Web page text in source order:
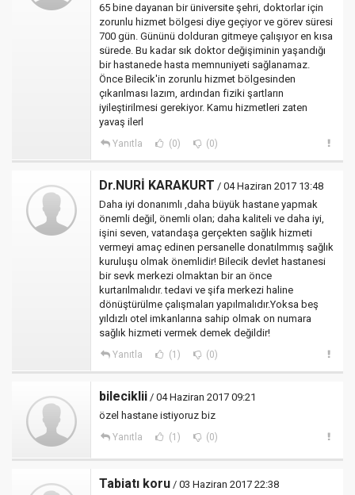
65 bine dayanan bir üniversite şehri, doktorlar için
zorunlu hizmet bölgesi diye geçiyor ve görev süresi
700 gün. Gününü dolduran gitmeye çalışıyor en kısa
sürede. Bu kadar sık doktor değişiminin yaşandığı
bir hastanede hasta memnuniyeti sağlanamaz.
Önce Bilecik'in zorunlu hizmet bölgesinden
çıkarılması lazım, ardından fiziki şartların
iyileştirilmesi gerekiyor. Kamu hizmetleri zaten
yavaş ilerl
Yanıtla (0) (0)
Dr.NURİ KARAKURT / 04 Haziran 2017 13:48
Daha iyi donanımlı ,daha büyük hastane yapmak
önemli değil, önemli olan; daha kaliteli ve daha iyi,
işini seven, vatandaşa gerçekten sağlık hizmeti
vermeyi amaç edinen persanelle donatılmmış sağlık
kuruluşu olmak önemlidir! Bilecik devlet hastanesi
bir sevk merkezi olmaktan bir an önce
kurtarılmalıdır. tedavi ve şifa merkezi haline
dönüştürülme çalışmaları yapılmalıdır.Yoksa beş
yıldızlı otel imkanlarına sahip olmak on numara
sağlık hizmeti vermek demek değildir!
Yanıtla (1) (0)
bileciklii / 04 Haziran 2017 09:21
özel hastane istiyoruz biz
Yanıtla (1) (0)
Tabiatı koru / 03 Haziran 2017 22:38